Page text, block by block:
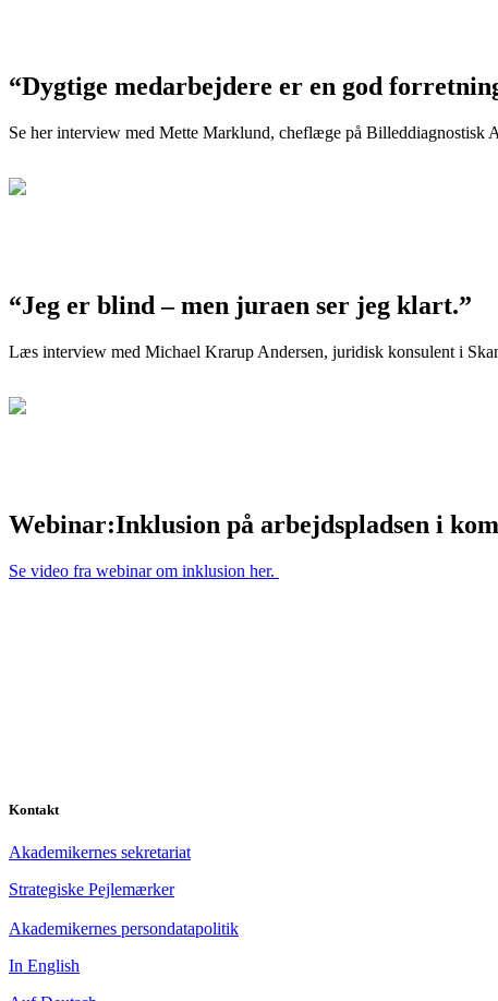
“Dygtige medarbejdere er en god
Se her interview med Mette Marklund, cheflæge på Billeddiagnostisk
“Jeg er blind – men juraen ser jeg klart.”
Læs interview med Michael Krarup Andersen, juridisk konsulent i
Webinar:Inklusion på arbejdspladsen i
Se video fra webinar om inklusion her.
Kontakt
Akademikernes sekretariat
Strategiske Pejlemærker
Akademikernes persondatapolitik
In English